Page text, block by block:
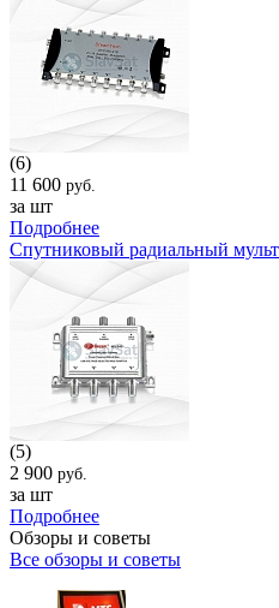
(6)
11 600 руб.
за шт
Подробнее
Спутниковый радиальный
(5)
2 900 руб.
за шт
Подробнее
Обзоры и советы
Все обзоры и советы